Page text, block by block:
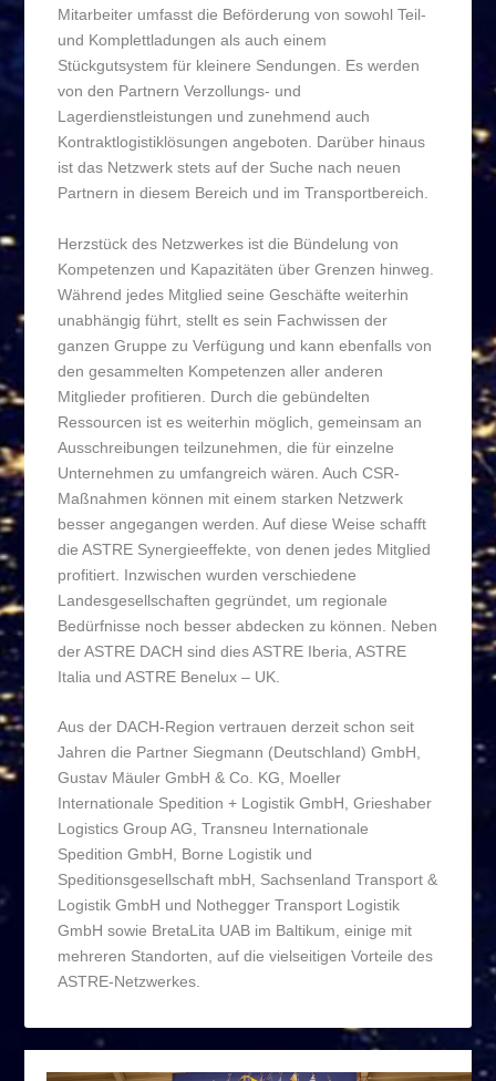
Mitarbeiter umfasst die Beförderung von sowohl Teil-
und Komplettladungen als auch einem
Stückgutsystem für kleinere Sendungen. Es werden
von den Partnern Verzollungs- und
Lagerdienstleistungen und zunehmend auch
Kontraktlogistiklösungen angeboten. Darüber hinaus
ist das Netzwerk stets auf der Suche nach neuen
Partnern in diesem Bereich und im Transportbereich.
Herzstück des Netzwerkes ist die Bündelung von
Kompetenzen und Kapazitäten über Grenzen hinweg.
Während jedes Mitglied seine Geschäfte weiterhin
unabhängig führt, stellt es sein Fachwissen der
ganzen Gruppe zu Verfügung und kann ebenfalls von
den gesammelten Kompetenzen aller anderen
Mitglieder profitieren. Durch die gebündelten
Ressourcen ist es weiterhin möglich, gemeinsam an
Ausschreibungen teilzunehmen, die für einzelne
Unternehmen zu umfangreich wären. Auch CSR-
Maßnahmen können mit einem starken Netzwerk
besser angegangen werden. Auf diese Weise schafft
die ASTRE Synergieeffekte, von denen jedes Mitglied
profitiert. Inzwischen wurden verschiedene
Landesgesellschaften gegründet, um regionale
Bedürfnisse noch besser abdecken zu können. Neben
der ASTRE DACH sind dies ASTRE Iberia, ASTRE
Italia und ASTRE Benelux – UK.
Aus der DACH-Region vertrauen derzeit schon seit
Jahren die Partner Siegmann (Deutschland) GmbH,
Gustav Mäuler GmbH & Co. KG, Moeller
Internationale Spedition + Logistik GmbH, Grieshaber
Logistics Group AG, Transneu Internationale
Spedition GmbH, Borne Logistik und
Speditionsgesellschaft mbH, Sachsenland Transport &
Logistik GmbH und Nothegger Transport Logistik
GmbH sowie BretaLita UAB im Baltikum, einige mit
mehreren Standorten, auf die vielseitigen Vorteile des
ASTRE-Netzwerkes.